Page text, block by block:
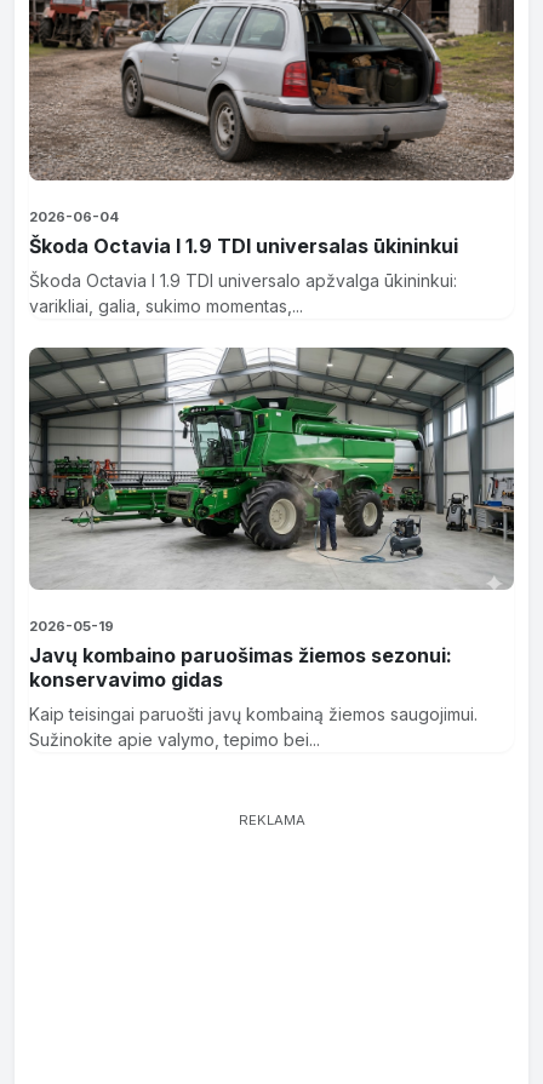
2026-06-04
Škoda Octavia I 1.9 TDI universalas ūkininkui
Škoda Octavia I 1.9 TDI universalo apžvalga ūkininkui:
varikliai, galia, sukimo momentas,...
2026-05-19
Javų kombaino paruošimas žiemos sezonui:
konservavimo gidas
Kaip teisingai paruošti javų kombainą žiemos saugojimui.
Sužinokite apie valymo, tepimo bei...
REKLAMA